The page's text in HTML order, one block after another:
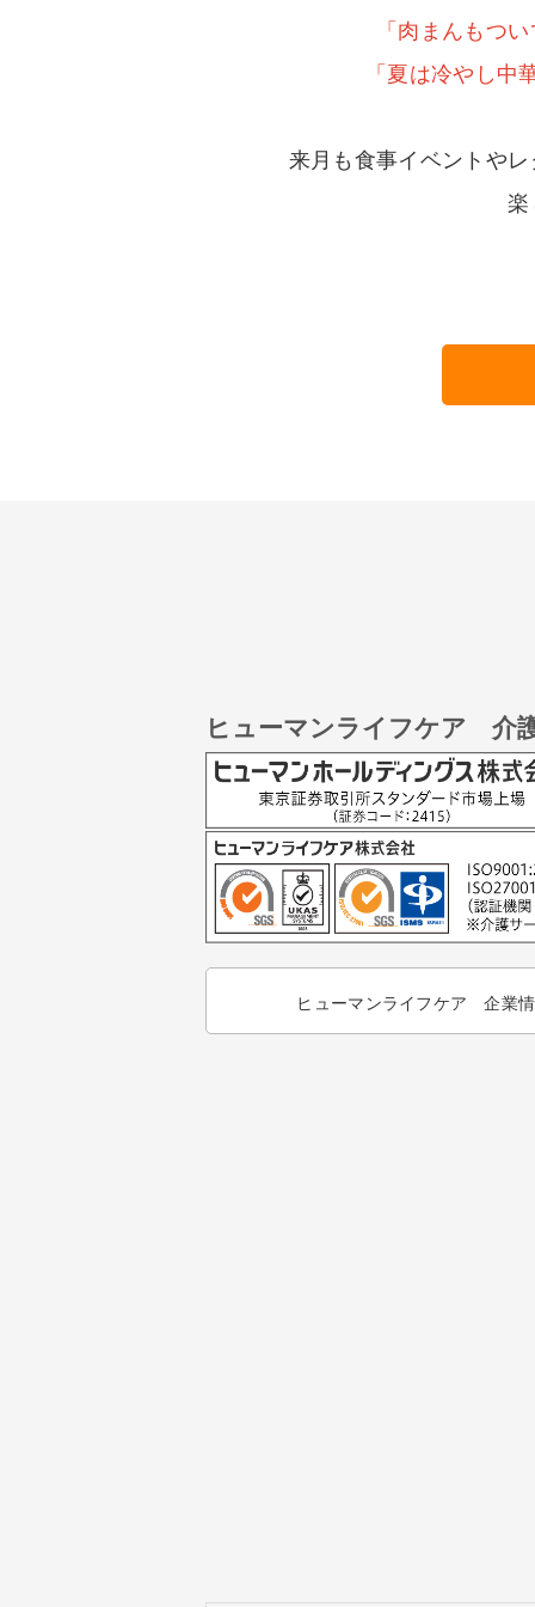
「肉まんもつ
「夏は冷やし中
来月も食事イベントや
楽
ヒューマンライフケア 介
ヒューマンライフケア 企業